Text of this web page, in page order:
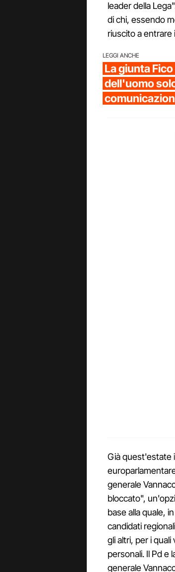
leader della
di chi, essendo
riuscito a entrare
LEGGI ANCHE
La giunta
dell'uomo
Già quest'estate
generale
bloccato",
base alla quale,
candidati
gli altri, per i
personali. Il Pd e
generale